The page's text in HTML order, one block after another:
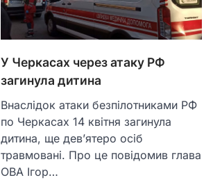
У Черкасах через атаку РФ
загинула дитина
Внаслідок атаки безпілотниками РФ
по Черкасах 14 квітня загинула
дитина, ще дев’ятеро осіб
травмовані. Про це повідомив глава
ОВА Ігор…